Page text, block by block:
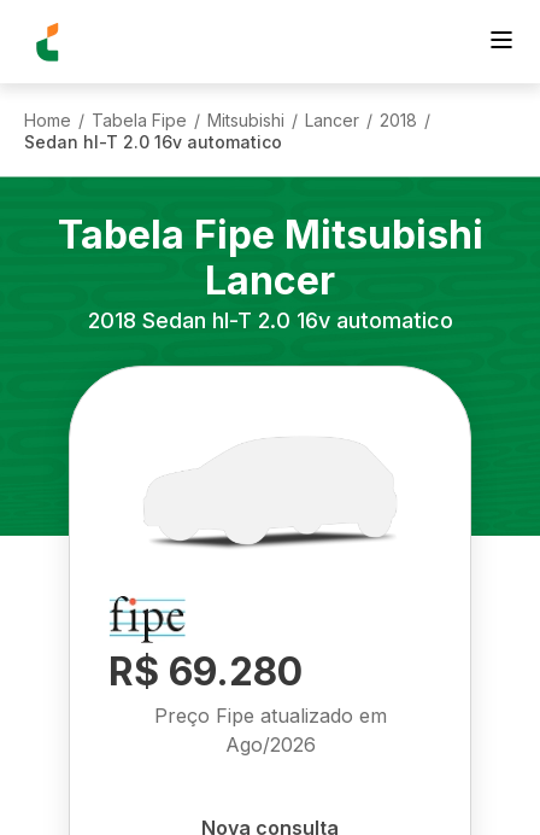
Home / Tabela Fipe / Mitsubishi / Lancer / 2018 /
Sedan hl-T 2.0 16v automatico
Tabela Fipe Mitsubishi
Lancer
2018 Sedan hl-T 2.0 16v automatico
R$ 69.280
Preço Fipe atualizado em
Ago/2026
Nova consulta